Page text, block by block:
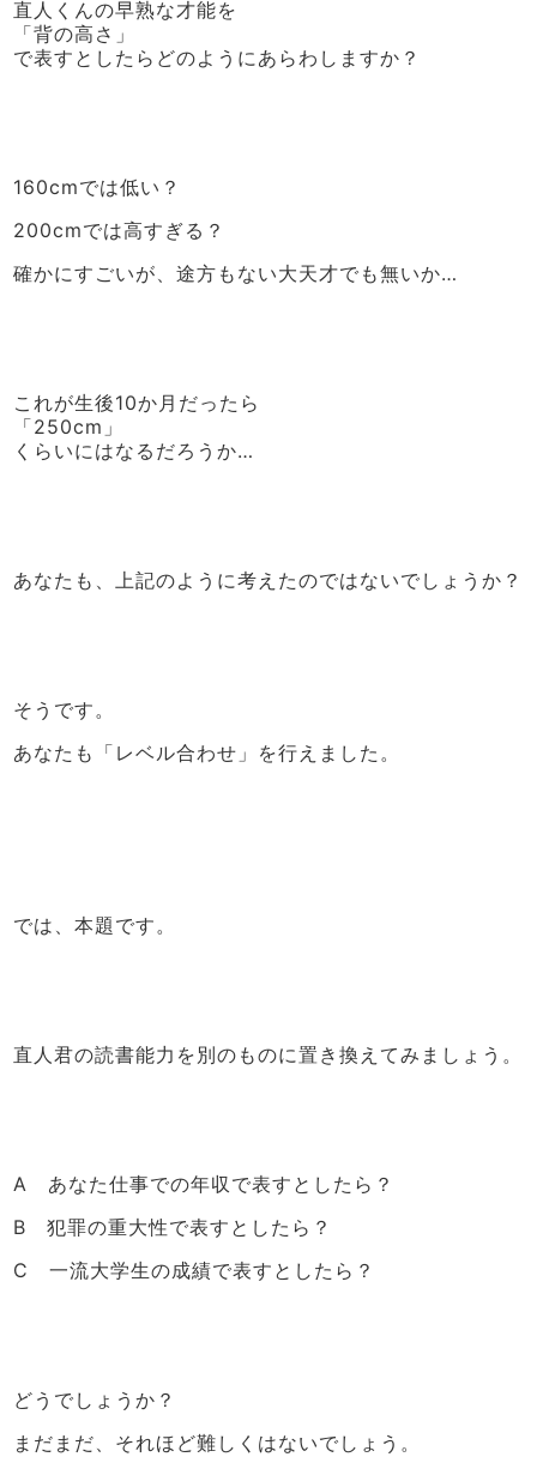
直人くんの早熟な才能を
「背の高さ」
で表すとしたらどのようにあらわしますか？
160cmでは低い？
200cmでは高すぎる？
確かにすごいが、途方もない大天才でも無いか…
これが生後10か月だったら
「250cm」
くらいにはなるだろうか…
あなたも、上記のように考えたのではないでしょうか？
そうです。
あなたも「レベル合わせ」を行えました。
では、本題です。
直人君の読書能力を別のものに置き換えてみましょう。
A あなた仕事での年収で表すとしたら？
B 犯罪の重大性で表すとしたら？
C 一流大学生の成績で表すとしたら？
どうでしょうか？
まだまだ、それほど難しくはないでしょう。